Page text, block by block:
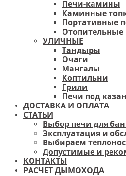
Печи-камины
Каминные
Портативные
Отопительные
УЛИЧНЫЕ
Тандыры
Очаги
Мангалы
Коптильни
Грили
Печи под казан
ДОСТАВКА И ОПЛАТА
СТАТЬИ
Выбор печи для
Эксплуатация и
Выбираем
Допустимые и
КОНТАКТЫ
РАСЧЕТ ДЫМОХОДА